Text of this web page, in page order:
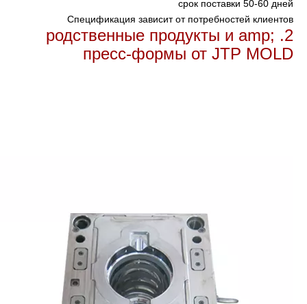
срок поставки 50-60 дней
Спецификация зависит от потребностей клиентов
2. родственные продукты и amp;
пресс-формы от JTP MOLD